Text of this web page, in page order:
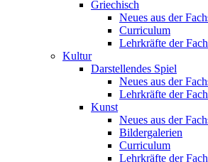
Griechisch
Neues aus der
Curriculum
Lehrkräfte der
Kultur
Darstellendes Spiel
Neues aus der
Lehrkräfte der
Kunst
Neues aus der
Bildergalerien
Curriculum
Lehrkräfte der